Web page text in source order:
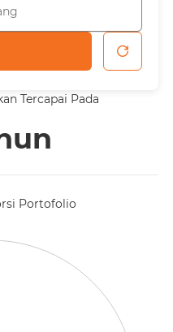
Tercapai Pada
Portofolio